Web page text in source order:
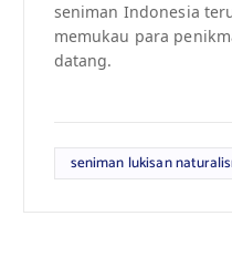
seniman Indonesia
memukau para
datang.
seniman lukisan